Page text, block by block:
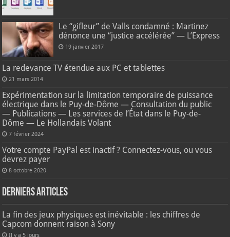
Le “gifleur” de Valls condamné : Martinez
dénonce une “justice accélérée” — L’Express
19 janvier 2017
La redevance TV étendue aux PC et tablettes
21 mars 2014
Expérimentation sur la limitation temporaire de puissance
électrique dans le Puy-de-Dôme — Consultation du public
— Publications — Les services de l’État dans le Puy-de-
Dôme — Le Hollandais Volant
7 février 2024
Votre compte PayPal est inactif ? Connectez-vous, ou vous
devrez payer
8 octobre 2020
Derniers articles
La fin des jeux physiques est inévitable : les chiffres de
Capcom donnent raison à Sony
Il y a 5 jours